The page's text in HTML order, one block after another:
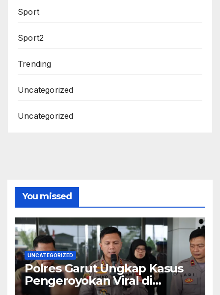
Sport
Sport2
Trending
Uncategorized
Uncategorized
You missed
UNCATEGORIZED
Polres Garut Ungkap Kasus
Pengeroyokan Viral di